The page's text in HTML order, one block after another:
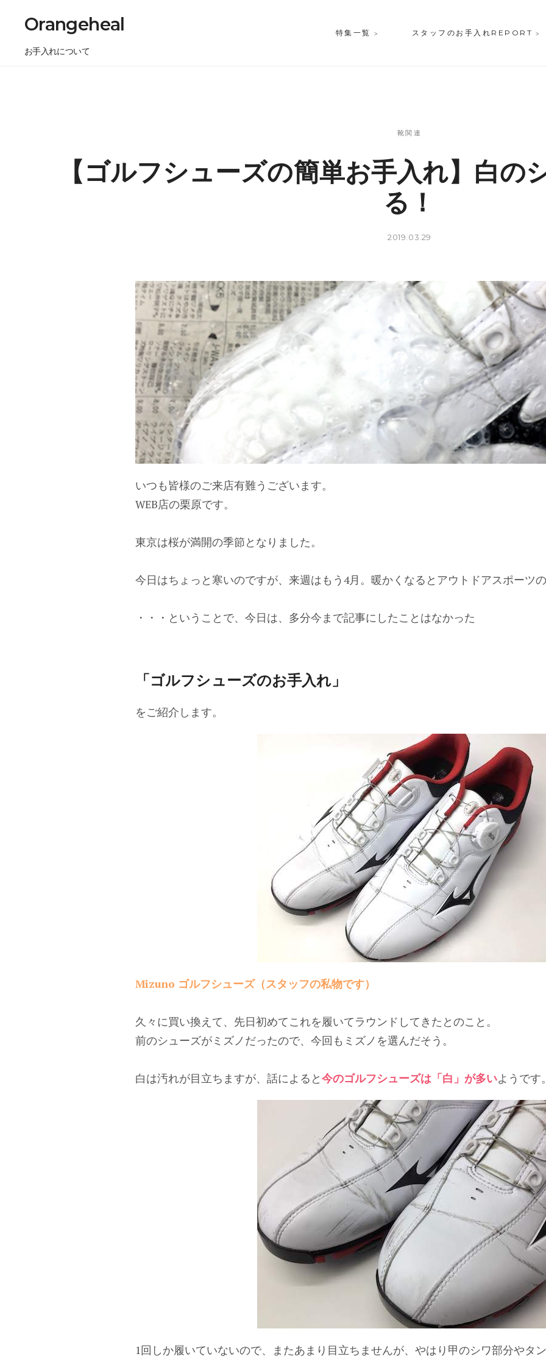
Orangeheal
お手入れについて
特集一覧 スタッフのお手入れREPORT
靴関連
【ゴルフシューズの簡単お手入れ】白の
る！
2019.03.29
いつも皆様のご来店有難うございます。
WEB店の栗原です。
東京は桜が満開の季節となりました。
今日はちょっと寒いのですが、来週はもう4月。暖かくなるとアウトドアスポーツ
・・・ということで、今日は、多分今まで記事にしたことはなかった
「ゴルフシューズのお手入れ」
をご紹介します。
Mizuno ゴルフシューズ（スタッフの私物です）
久々に買い換えて、先日初めてこれを履いてラウンドしてきたとのこと。
前のシューズがミズノだったので、今回もミズノを選んだそう。
白は汚れが目立ちますが、話によると今のゴルフシューズは「白」が多いようです
1回しか履いていないので、またあまり目立ちませんが、やはり甲のシワ部分やタ